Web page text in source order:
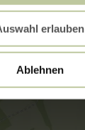
erlauben
Ablehnen